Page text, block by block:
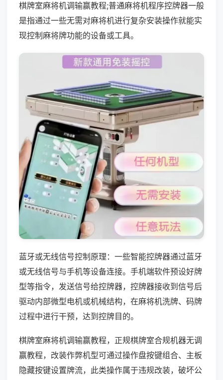
棋牌室麻将机调输赢教程;普通麻将机程序控牌器一般
是指通过一些无需对麻将机进行复杂安装操作就能实
现控制麻将牌功能的设备或工具。
蓝牙或无线信号控制原理：一些智能控牌器通过蓝牙
或无线信号与手机等设备连接。手机端软件预设好牌
型等指令，发送信号给控牌器，控牌器接收到信号后
驱动内部微型电机或机械结构，在麻将机洗牌、码牌
过程中进行干预，达到控牌目的。
棋牌室麻将机调输赢教程，正规棋牌室合规机器无调
赢教程，改装作弊机型可通过操作盘按键组合、主板
隐藏按键设置牌流，此类操作属于违规改装，破坏公